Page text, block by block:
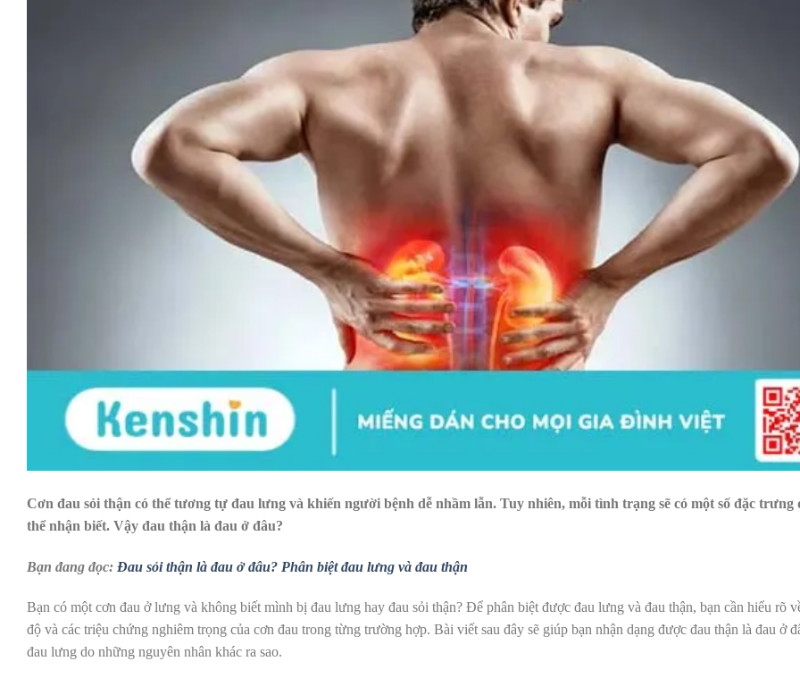
Cơn đau sỏi thận có thể tương tự đau lưng và khiến người bệnh dễ nhầm lẫn. Tuy nhiên, mỗi tình trạng sẽ có một số đặc trưng
thể nhận biết. Vậy đau thận là đau ở đâu?
Bạn đang đọc: Đau sỏi thận là đau ở đâu? Phân biệt đau lưng và đau thận
Bạn có một cơn đau ở lưng và không biết mình bị đau lưng hay đau sỏi thận? Để phân biệt được đau lưng và đau thận, bạn cần hiểu rõ
độ và các triệu chứng nghiêm trọng của cơn đau trong từng trường hợp. Bài viết sau đây sẽ giúp bạn nhận dạng được đau thận là đau ở
đau lưng do những nguyên nhân khác ra sao.